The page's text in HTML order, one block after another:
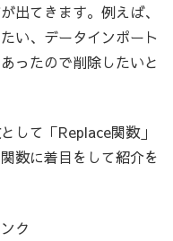
出てきます。例えば、
い、データインポート
ったので削除したいと
して「Replace関数」
数に着目をして紹介を
ク